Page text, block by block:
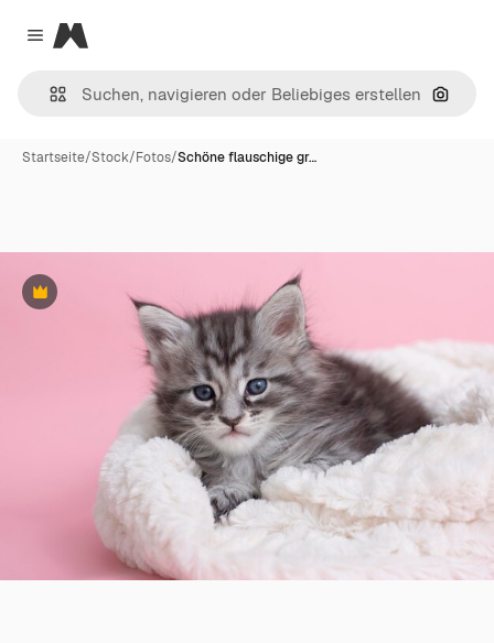
Close menu
Magnific
Nach
Startseite/Stock/Fotos/Schöne flauschige gr…
Premium